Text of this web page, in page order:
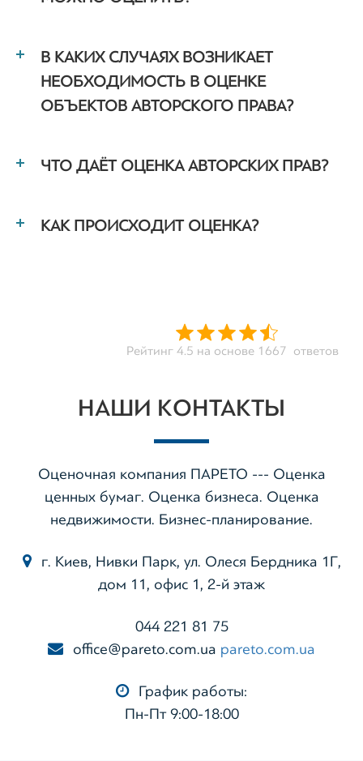
В КАКИХ СЛУЧАЯХ ВОЗНИКАЕТ
НЕОБХОДИМОСТЬ В ОЦЕНКЕ
ОБЪЕКТОВ АВТОРСКОГО ПРАВА?
ЧТО ДАЁТ ОЦЕНКА АВТОРСКИХ ПРАВ?
КАК ПРОИСХОДИТ ОЦЕНКА?
Рейтинг 4.5 на основе 1667 ответов
НАШИ КОНТАКТЫ
Оценочная компания ПАРЕТО --- Оценка
ценных бумаг. Оценка бизнеса. Оценка
недвижимости. Бизнес-планирование.
г. Киев, Нивки Парк, ул. Олеся Бердника 1Г,
дом 11, офис 1, 2-й этаж
044 221 81 75
office@pareto.com.ua pareto.com.ua
График работы:
Пн-Пт 9:00-18:00